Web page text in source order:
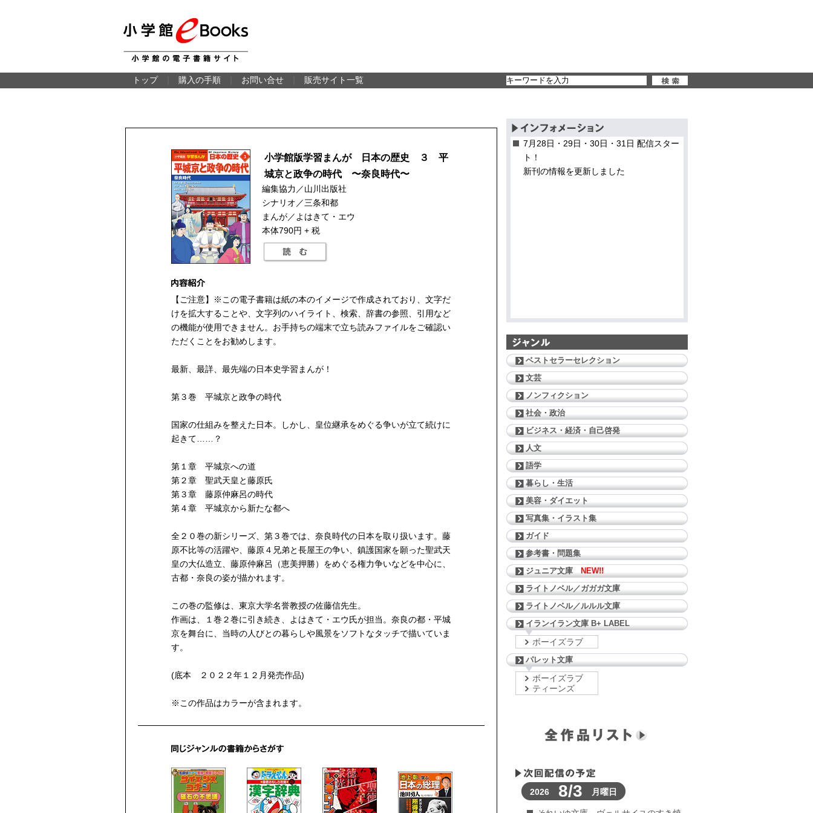
トップ 購入の手順 お問い合せ 販売サイト一覧
小学館版学習まんが 日本の歴史 ３ 平
城京と政争の時代 〜奈良時代〜
編集協力／山川出版社
シナリオ／三条和都
まんが／よはきて・エウ
本体790円 + 税
【ご注意】※この電子書籍は紙の本のイメージで作成されており、文字だ
けを拡大することや、文字列のハイライト、検索、辞書の参照、引用など
の機能が使用できません。お手持ちの端末で立ち読みファイルをご確認い
ただくことをお勧めします。
最新、最詳、最先端の日本史学習まんが！
第３巻 平城京と政争の時代
国家の仕組みを整えた日本。しかし、皇位継承をめぐる争いが立て続けに
起きて……？
第１章 平城京への道
第２章 聖武天皇と藤原氏
第３章 藤原仲麻呂の時代
第４章 平城京から新たな都へ
全２０巻の新シリーズ、第３巻では、奈良時代の日本を取り扱います。藤
原不比等の活躍や、藤原４兄弟と長屋王の争い、鎮護国家を願った聖武天
皇の大仏造立、藤原仲麻呂（恵美押勝）をめぐる権力争いなどを中心に、
古都・奈良の姿が描かれます。
この巻の監修は、東京大学名誉教授の佐藤信先生。
作画は、１巻２巻に引き続き、よはきて・エウ氏が担当。奈良の都・平城
京を舞台に、当時の人びとの暮らしや風景をソフトなタッチで描いていま
す。
(底本 ２０２２年１２月発売作品)
※この作品はカラーが含まれます。
7月28日・29日・30日・31日 配信スター
ト！
新刊の情報を更新しました
ベストセラーセレクション
文芸
ノンフィクション
社会・政治
ビジネス・経済・自己啓発
人文
語学
暮らし・生活
美容・ダイエット
写真集・イラスト集
ガイド
参考書・問題集
ジュニア文庫
NEW!!
ライトノベル／ガガガ文庫
ライトノベル／ルルル文庫
イランイラン文庫 B+ LABEL
ボーイズラブ
パレット文庫
ボーイズラブ
ティーンズ
2026 8/3 月曜日